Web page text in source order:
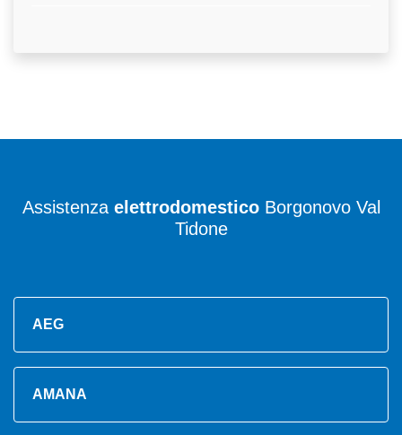
Assistenza elettrodomesticoBorgonovo Val
Tidone
AEG
AMANA